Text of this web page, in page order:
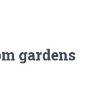
gardens